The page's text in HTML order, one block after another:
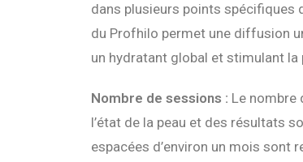
dans plusieurs points spécifiques
du Profhilo permet une diffusion
un hydratant global et stimulant
Nombre de sessions : Le nombre
l’état de la peau et des résultats
espacées d’environ un mois sont